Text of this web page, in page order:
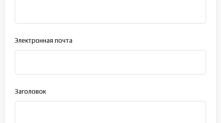
Электронная почта
Заголовок